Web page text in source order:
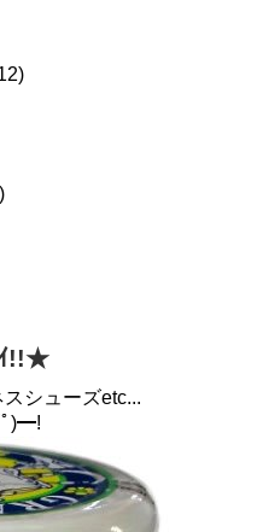
ｲ!!★
シューズetc...
ﾟ)━!